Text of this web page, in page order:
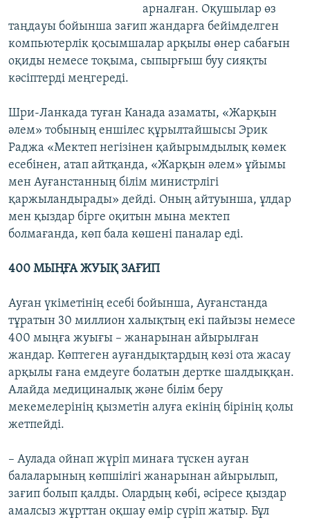
арналған. Оқушылар өз
таңдауы бойынша зағип жандарға бейімделген
компьютерлік қосымшалар арқылы өнер сабағын
оқиды немесе тоқыма, сыпырғыш буу сияқты
кәсіптерді меңгереді.
Шри-Ланкада туған Канада азаматы, «Жарқын
әлем» тобының еншілес құрылтайшысы Эрик
Раджа «Мектеп негізінен қайырымдылық көмек
есебінен, атап айтқанда, «Жарқын әлем» ұйымы
мен Ауғанстанның білім министрлігі
қаржыландырады» дейді. Оның айтуынша, ұлдар
мен қыздар бірге оқитын мына мектеп
болмағанда, көп бала көшені паналар еді.
400 МЫҢҒА ЖУЫҚ ЗАҒИП
Ауған үкіметінің есебі бойынша, Ауғанстанда
тұратын 30 миллион халықтың екі пайызы немесе
400 мыңға жуығы – жанарынан айырылған
жандар. Көптеген ауғандықтардың көзі ота жасау
арқылы ғана емдеуге болатын дертке шалдыққан.
Алайда медициналық және білім беру
мекемелерінің қызметін алуға екінің бірінің қолы
жетпейді.
– Аулада ойнап жүріп минаға түскен ауған
балаларының көпшілігі жанарынан айырылып,
зағип болып қалды. Олардың көбі, әсіресе қыздар
амалсыз жұрттан оқшау өмір сүріп жатыр. Бұл